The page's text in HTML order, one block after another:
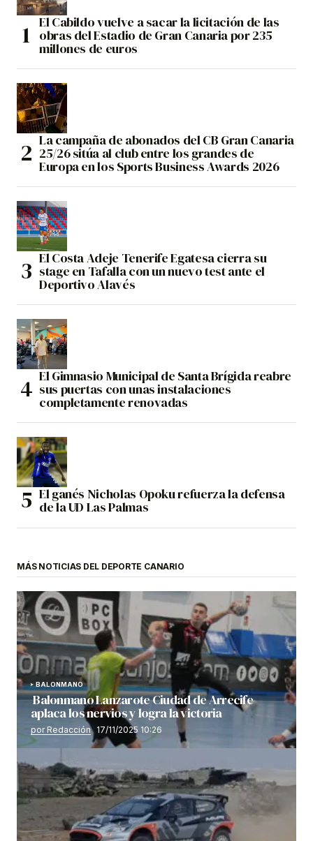
El Cabildo vuelve a sacar la licitación de las
obras del Estadio de Gran Canaria por 235
millones de euros
La campaña de abonados del CB Gran Canaria
25/26 sitúa al club entre los grandes de
Europa en los Sports Business Awards 2026
El Costa Adeje Tenerife Egatesa cierra su
stage en Tafalla con un nuevo test ante el
Deportivo Alavés
El Gimnasio Municipal de Santa Brígida reabre
sus puertas con unas instalaciones
completamente renovadas
El ganés Nicholas Opoku refuerza la defensa
de la UD Las Palmas
MÁS NOTICIAS DEL DEPORTE CANARIO
BALONMANO
Balonmano Lanzarote Ciudad de Arrecife
aplaca los nervios y logra la victoria
por Redacción 17/11/2025 10:26